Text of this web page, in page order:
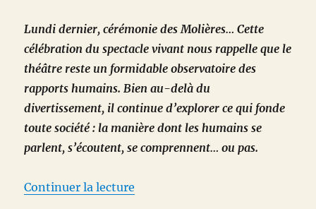
Lundi dernier, cérémonie des Molières… Cette
célébration du spectacle vivant nous rappelle que le
théâtre reste un formidable observatoire des
rapports humains. Bien au-delà du
divertissement, il continue d’explorer ce qui fonde
toute société : la manière dont les humains se
parlent, s’écoutent, se comprennent… ou pas.
Continuer la lecture